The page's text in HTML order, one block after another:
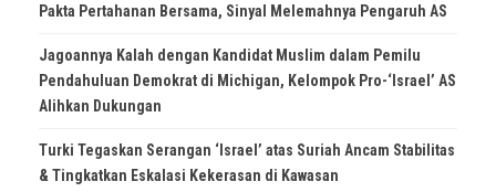
Pakta Pertahanan Bersama, Sinyal Melemahnya Pengaruh AS
Jagoannya Kalah dengan Kandidat Muslim dalam Pemilu
Pendahuluan Demokrat di Michigan, Kelompok Pro-‘Israel’ AS
Alihkan Dukungan
Turki Tegaskan Serangan ‘Israel’ atas Suriah Ancam Stabilitas
& Tingkatkan Eskalasi Kekerasan di Kawasan